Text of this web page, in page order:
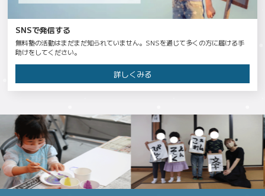
SNSで発信する
無料塾の活動はまだまだ知られていません。SNSを通じて多くの方に届ける手
助けをしてください。
詳しくみる